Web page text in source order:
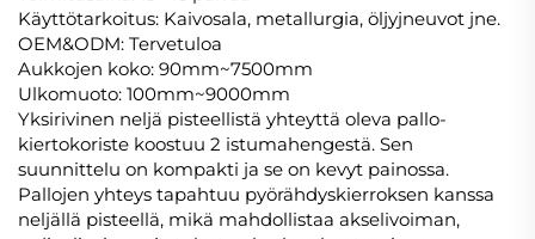
Käyttötarkoitus: Kaivosala, metallurgia, öljyjneuvot jne.
OEM&ODM: Tervetuloa
Aukkojen koko: 90mm~7500mm
Ulkomuoto: 100mm~9000mm
Yksirivinen neljä pisteellistä yhteyttä oleva pallo-
kiertokoriste koostuu 2 istumahengestä. Sen
suunnittelu on kompakti ja se on kevyt painossa.
Pallojen yhteys tapahtuu pyörähdyskierroksen kanssa
neljällä pisteellä, mikä mahdollistaa akselivoiman,